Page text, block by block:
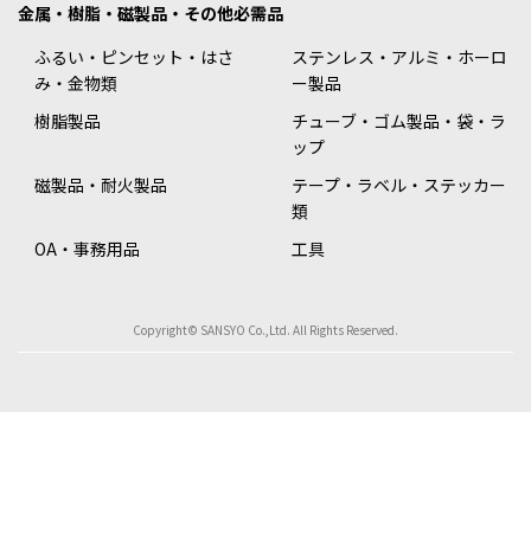
金属・樹脂・磁製品・その他必需品
ふるい・ピンセット・はさ
み・金物類
ステンレス・アルミ・ホーロ
ー製品
樹脂製品
チューブ・ゴム製品・袋・ラ
ップ
磁製品・耐火製品
テープ・ラベル・ステッカー
類
OA・事務用品
工具
Copyright© SANSYO Co.,Ltd. All Rights Reserved.